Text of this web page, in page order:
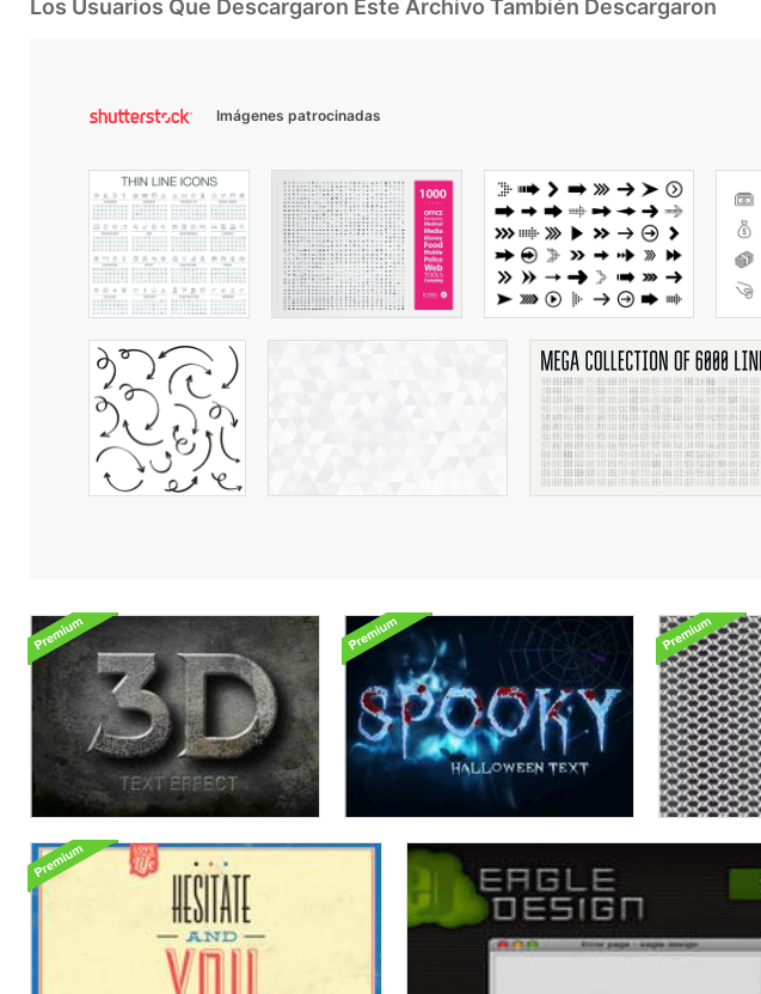
Los Usuarios Que Descargaron Este Archivo También Descargaron
Imágenes patrocinadas